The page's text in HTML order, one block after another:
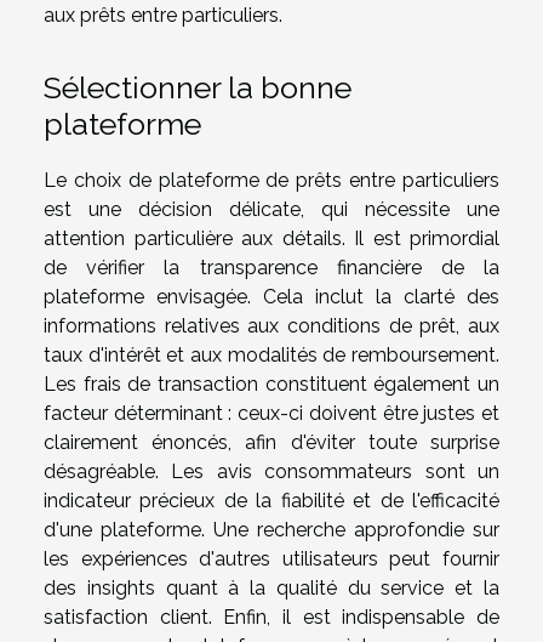
aux prêts entre particuliers.
Sélectionner la bonne
plateforme
Le choix de plateforme de prêts entre particuliers
est une décision délicate, qui nécessite une
attention particulière aux détails. Il est primordial
de vérifier la transparence financière de la
plateforme envisagée. Cela inclut la clarté des
informations relatives aux conditions de prêt, aux
taux d'intérêt et aux modalités de remboursement.
Les frais de transaction constituent également un
facteur déterminant : ceux-ci doivent être justes et
clairement énoncés, afin d'éviter toute surprise
désagréable. Les avis consommateurs sont un
indicateur précieux de la fiabilité et de l'efficacité
d'une plateforme. Une recherche approfondie sur
les expériences d'autres utilisateurs peut fournir
des insights quant à la qualité du service et la
satisfaction client. Enfin, il est indispensable de